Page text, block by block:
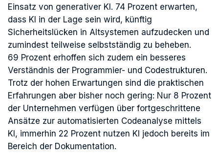
Einsatz von generativer KI. 74 Prozent erwarten,
dass KI in der Lage sein wird, künftig
Sicherheitslücken in Altsystemen aufzudecken und
zumindest teilweise selbstständig zu beheben.
69 Prozent erhoffen sich zudem ein besseres
Verständnis der Programmier- und Codestrukturen.
Trotz der hohen Erwartungen sind die praktischen
Erfahrungen aber bisher noch gering: Nur 8 Prozent
der Unternehmen verfügen über fortgeschrittene
Ansätze zur automatisierten Codeanalyse mittels
KI, immerhin 22 Prozent nutzen KI jedoch bereits im
Bereich der Dokumentation.